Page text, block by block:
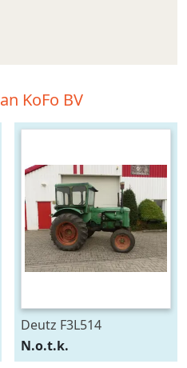
KoFo BV
Deutz F3L514
N.o.t.k.